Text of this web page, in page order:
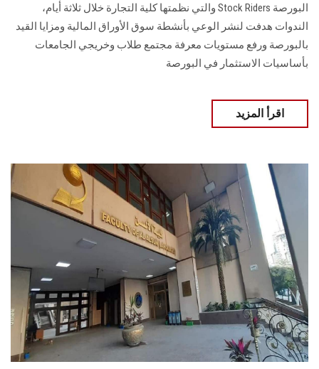
البورصة Stock Riders والتي نظمتها كلية التجارة خلال ثلاثة أيام،
الندوات هدفت لنشر الوعي بأنشطة سوق الأوراق المالية ومزايا القيد
بالبورصة ورفع مستويات معرفة مجتمع طلاب وخريجي الجامعات
بأساسيات الاستثمار في البورصة
اقرأ المزيد